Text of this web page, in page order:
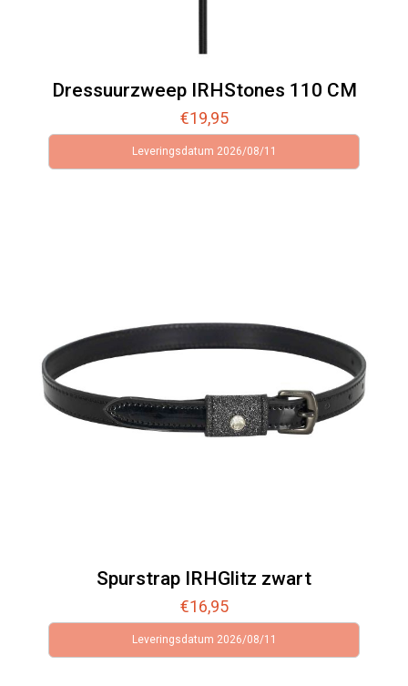
Dressuurzweep IRHStones 110 CM
€19,95
Leveringsdatum 2026/08/11
Spurstrap IRHGlitz zwart
€16,95
Leveringsdatum 2026/08/11